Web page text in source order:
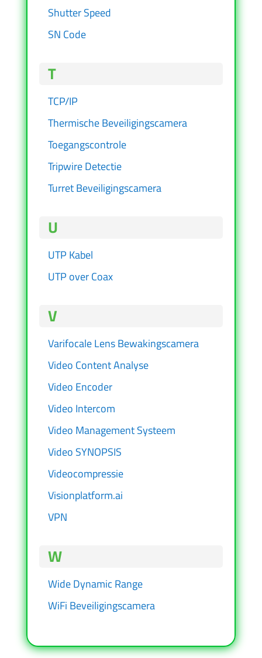
Shutter Speed
SN Code
T
TCP/IP
Thermische Beveiligingscamera
Toegangscontrole
Tripwire Detectie
Turret Beveiligingscamera
U
UTP Kabel
UTP over Coax
V
Varifocale Lens Bewakingscamera
Video Content Analyse
Video Encoder
Video Intercom
Video Management Systeem
Video SYNOPSIS
Videocompressie
Visionplatform.ai
VPN
W
Wide Dynamic Range
WiFi Beveiligingscamera